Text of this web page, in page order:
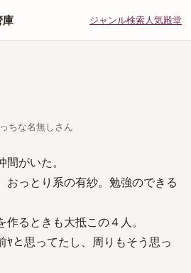
庫 ジャンル検索人気殿堂
ちな名無しさん
がいた。
おっとり系の有紗。勉強のできる
るときも大抵この４人。
ﾔと思ってたし、周りもそう思っ